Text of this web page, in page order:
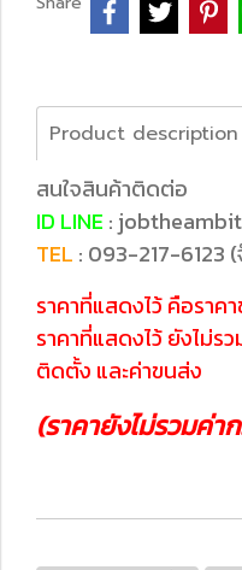
Product description
สนใจสินค้าติดต่อ
ID LINE :
TEL : 093-217-6123
ราคาที่แสดงไว้ คือรา
ราคาที่แสดงไว้ ยังไม่
ติดตั้ง และค่าขนส่ง
(ราคายังไม่รวมค่า